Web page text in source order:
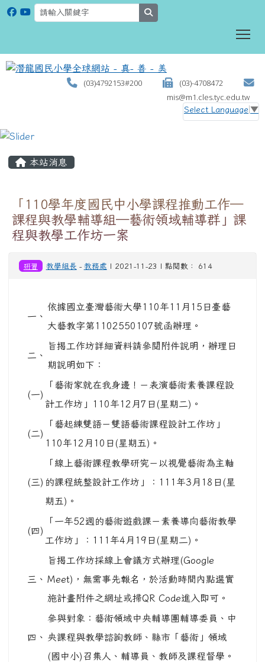
(03)4792153#200
(03)-4708472
mis@m1.cles.tyc.edu.tw
Select Language ▼
本站消息
「110學年度國民中小學課程推動工作─
課程與教學輔導組─藝術領域輔導群」課
程與教學工作坊一案
研習 教學組長 - 教務處 | 2021-11-23 | 點閱數： 614
一、
依據國立臺灣藝術大學110年11月15日臺藝
大藝教字第1102550107號函辦理。
二、
旨揭工作坊詳細資料請參閱附件說明，辦理日
期說明如下：
(一)
「藝術家就在我身邊！－表演藝術素養課程設
計工作坊」110年12月7日(星期二)。
(二)
「藝起練雙語－雙語藝術課程設計工作坊」
110年12月10日(星期五)。
(三)
「線上藝術課程教學研究－以視覺藝術為主軸
的課程統整設計工作坊」：111年3月18日(星
期五)。
(四)
「一年52週的藝術遊戲課－素養導向藝術教學
工作坊」：111年4月19日(星期二)。
三、
旨揭工作坊採線上會議方式辦理(Google
Meet)，無需事先報名，於活動時間內點選實
施計畫附件之網址或掃QR Code進入即可。
四、
參與對象：藝術領域中央輔導團輔導委員、中
央課程與教學諮詢教師、縣市「藝術」領域
(國中小)召集人、輔導員、教師及課程督學。